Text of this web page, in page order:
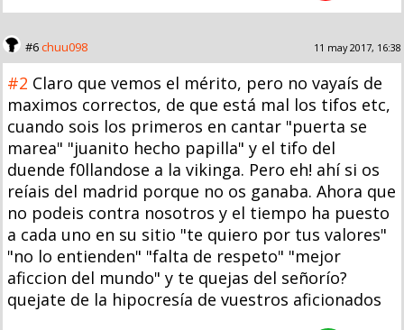
#6chuu098 11 may 2017, 16:38
#2 Claro que vemos el mérito, pero no vayaís de
maximos correctos, de que está mal los tifos etc,
cuando sois los primeros en cantar "puerta se
marea" "juanito hecho papilla" y el tifo del
duende f0llandose a la vikinga. Pero eh! ahí si os
reíais del madrid porque no os ganaba. Ahora que
no podeis contra nosotros y el tiempo ha puesto
a cada uno en su sitio "te quiero por tus valores"
"no lo entienden" "falta de respeto" "mejor
aficcion del mundo" y te quejas del señorío?
quejate de la hipocresía de vuestros aficionados